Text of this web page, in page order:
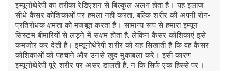
इम्यूनोथेरेपी का तरीका रेडिएशन से बिल्कुल अलग होता है। यह इलाज
सीधे कैंसर कोशिकाओं पर हमला नहीं करता, बल्कि शरीर की अपनी रोग-
प्रतिरोधक क्षमता को मजबूत करता है। सामान्य रूप से हमारा इम्यून
सिस्टम बीमारियों से लड़ने में सक्षम होता है, लेकिन कैंसर कोशिकाएं इसे
कमजोर कर देती हैं। इम्यूनोथेरेपी शरीर को यह सिखाती है कि वह कैंसर
कोशिकाओं को पहचाने और उनसे खुद मुकाबला करे। इसी कारण
इम्यूनोथेरेपी पूरे शरीर पर असर डालती है, न कि सिर्फ एक हिस्से पर।